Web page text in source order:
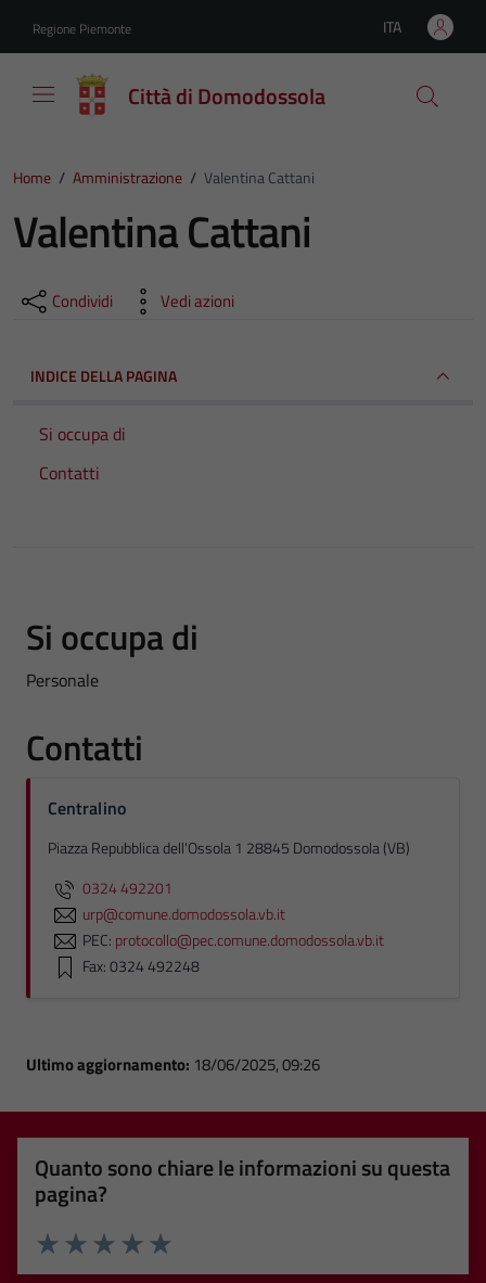
Regione Piemonte Lingua attiva:
ITA
Città di Domodossola
Home / Amministrazione / Valentina Cattani
Valentina Cattani
Condividi Vedi azioni
INDICE DELLA PAGINA
Si occupa di
Contatti
Si occupa di
Personale
Contatti
Centralino
Piazza Repubblica dell'Ossola 1 28845 Domodossola (VB)
0324 492201
urp@comune.domodossola.vb.it
PEC: protocollo@pec.comune.domodossola.vb.it
Fax: 0324 492248
Ultimo aggiornamento: 18/06/2025, 09:26
Quanto sono chiare le informazioni su questa
pagina?
Valuta 5 stelle su 5
Valuta 4 stelle su 5
Valuta 3 stelle su 5
Valuta 2 stelle su 5
Valuta 1 stelle su 5